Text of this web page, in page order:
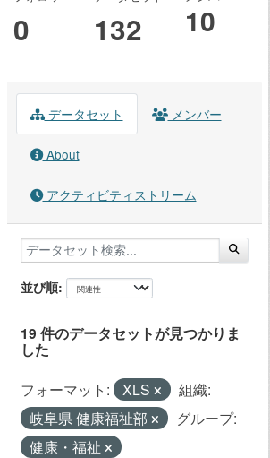
0 132 10
データセット メンバー
About
アクティビティストリーム
並び順
19 件のデータセットが見つかりま
した
フォーマット: XLS
組織:
岐阜県 健康福祉部
グループ:
健康・福祉